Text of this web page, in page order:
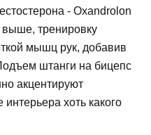
- Oxandrolon
выше, тренировку
мышц рук, добавив
штанги на бицепс
акцентируют
хоть какого